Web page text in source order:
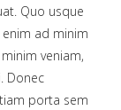
Quo usque
ad minim
veniam,
Donec
porta sem